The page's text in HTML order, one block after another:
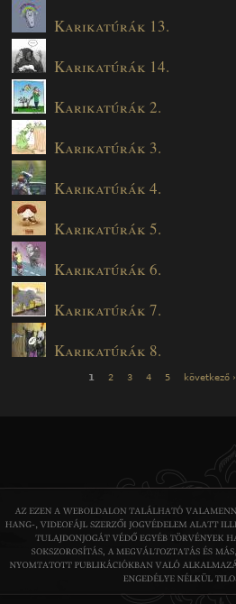
Karikatúrák 13.
Karikatúrák 14.
Karikatúrák 2.
Karikatúrák 3.
Karikatúrák 4.
Karikatúrák 5.
Karikatúrák 6.
Karikatúrák 7.
Karikatúrák 8.
1 2 3 4 5 következő ›